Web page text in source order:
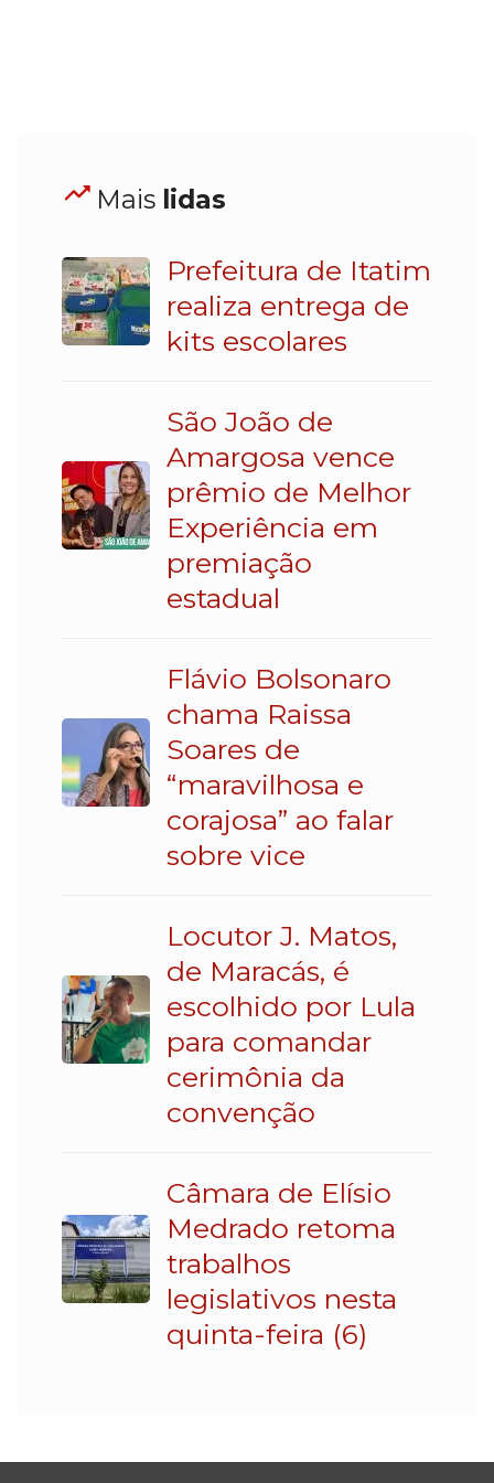
Mais lidas
Prefeitura de Itatim
realiza entrega de
kits escolares
São João de
Amargosa vence
prêmio de Melhor
Experiência em
premiação
estadual
Flávio Bolsonaro
chama Raissa
Soares de
“maravilhosa e
corajosa” ao falar
sobre vice
Locutor J. Matos,
de Maracás, é
escolhido por Lula
para comandar
cerimônia da
convenção
Câmara de Elísio
Medrado retoma
trabalhos
legislativos nesta
quinta-feira (6)